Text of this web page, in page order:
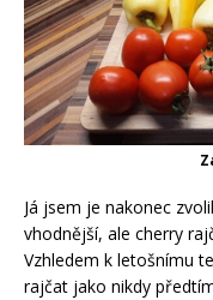
Já jsem je nakonec
vhodnější, ale cherry
Vzhledem k letošnímu
rajčat jako nikdy